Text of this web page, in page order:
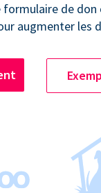
formulaire de
augmenter les